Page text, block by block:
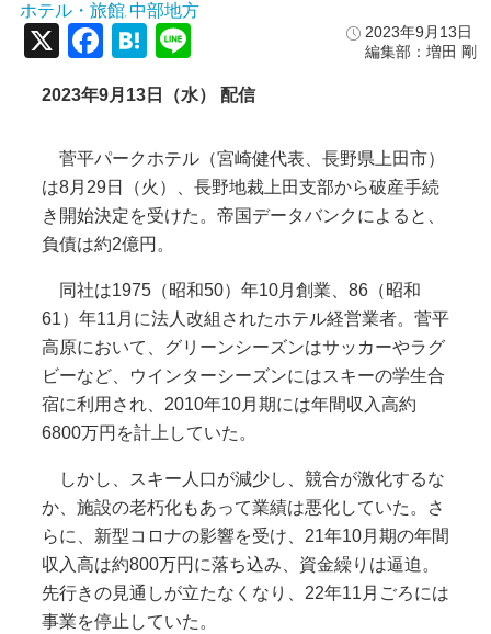
ホテル・旅館 中部地方
2023年9月13日
編集部：増田 剛
X Facebook
Hatena
2023年9月13日（水） 配信
菅平パークホテル（宮崎健代表、長野県上田市）
は8月29日（火）、長野地裁上田支部から破産手続
き開始決定を受けた。帝国データバンクによると、
負債は約2億円。
同社は1975（昭和50）年10月創業、86（昭和
61）年11月に法人改組されたホテル経営業者。菅平
高原において、グリーンシーズンはサッカーやラグ
ビーなど、ウインターシーズンにはスキーの学生合
宿に利用され、2010年10月期には年間収入高約
6800万円を計上していた。
しかし、スキー人口が減少し、競合が激化するな
か、施設の老朽化もあって業績は悪化していた。さ
らに、新型コロナの影響を受け、21年10月期の年間
収入高は約800万円に落ち込み、資金繰りは逼迫。
先行きの見通しが立たなくなり、22年11月ごろには
事業を停止していた。